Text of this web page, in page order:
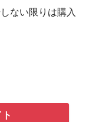
ない限りは購入